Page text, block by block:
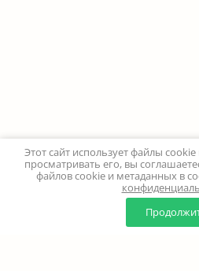
0
Корзина
Этот сайт использует файлы
просматривать его, вы
файлов cookie и метаданных в